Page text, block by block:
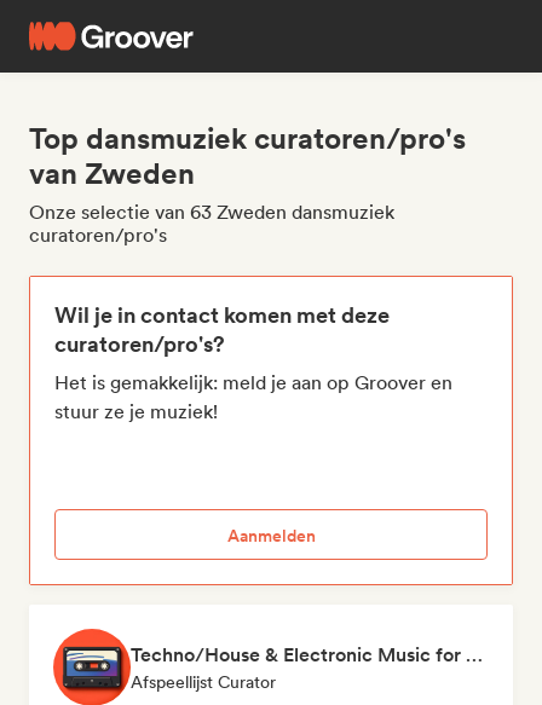
Top dansmuziek curatoren/pro's
van Zweden
Onze selectie van 63 Zweden dansmuziek
curatoren/pro's
Wil je in contact komen met deze
curatoren/pro's?
Het is gemakkelijk: meld je aan op Groover en
stuur ze je muziek!
Aanmelden
Techno/House & Electronic Music for Svea Playlists
Afspeellijst Curator